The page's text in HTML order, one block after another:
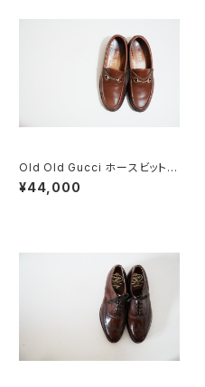
Old Old Gucci ホースビットロ
ーファー 36C BRラバーソール
¥44,000